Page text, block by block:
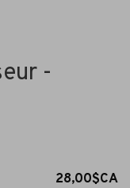
-
28,00$CA